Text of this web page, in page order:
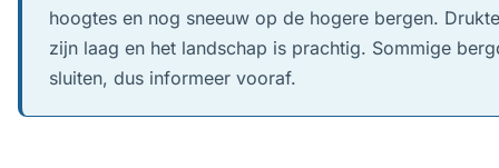
hoogtes en nog sneeuw op de hogere bergen.
zijn laag en het landschap is prachtig. Sommige
sluiten, dus informeer vooraf.